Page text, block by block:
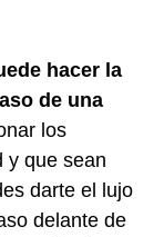
hacer la
de una
los
y que sean
darte el lujo
delante de